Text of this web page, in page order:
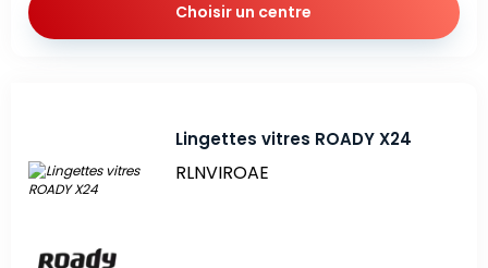
Choisir un centre
Lingettes vitres ROADY X24
RLNVIROAE